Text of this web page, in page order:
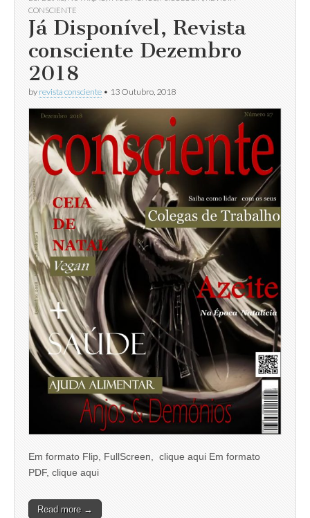
CONSCIENTE
Já Disponível, Revista
consciente Dezembro
2018
by revista consciente • 13 Outubro, 2018
Em formato Flip, FullScreen, clique aqui Em formato
PDF, clique aqui
Read more →